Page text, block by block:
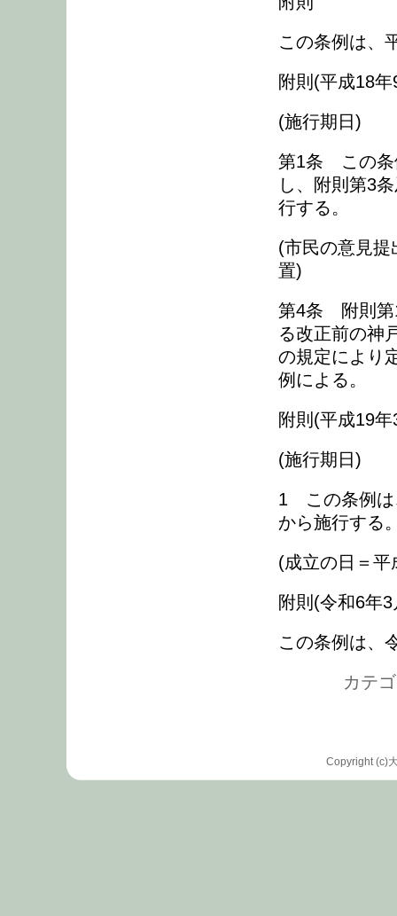
この条例は、
附則(平成18
(施行期日)
第1条 この条
し、附則第3
行する。
(市民の意見
置)
第4条 附則第
る改正前の神
の規定により
例による。
附則(平成19
(施行期日)
1 この条例は
から施行する
(成立の日＝平
附則(令和6年
この条例は、
カテ
Copyright (c)